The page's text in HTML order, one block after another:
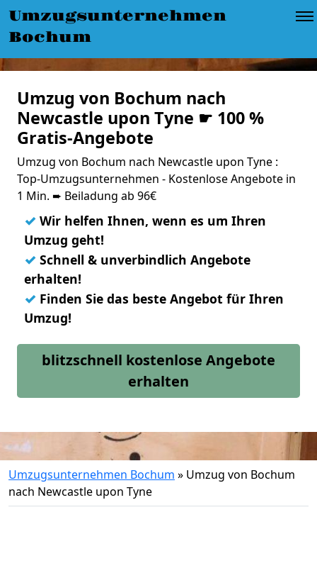
Umzugsunternehmen
Bochum
Umzug von Bochum nach
Newcastle upon Tyne ☛ 100 %
Gratis-Angebote
Umzug von Bochum nach Newcastle upon Tyne :
Top-Umzugsunternehmen - Kostenlose Angebote in
1 Min. ➨ Beiladung ab 96€
✓ Wir helfen Ihnen, wenn es um Ihren
Umzug geht!
✓ Schnell & unverbindlich Angebote
erhalten!
✓ Finden Sie das beste Angebot für Ihren
Umzug!
blitzschnell kostenlose Angebote
erhalten
Umzugsunternehmen Bochum » Umzug von Bochum
nach Newcastle upon Tyne